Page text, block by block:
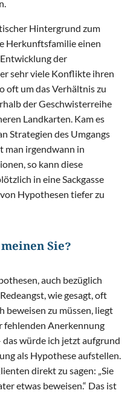
Hintergrund zum
Herkunftsfamilie einen
der
sehr viele Konflikte ihren
oft um das Verhältnis zu
der Geschwisterreihe
Landkarten. Kam es
Strategien des Umgangs
man irgendwann in
so kann diese
in eine Sackgasse
Hypothesen tiefer zu
Sie?
auch bezüglich
wie gesagt, oft
beweisen zu müssen, liegt
fehlenden Anerkennung
das würde ich jetzt aufgrund
als Hypothese aufstellen.
direkt zu sagen: „Sie
etwas beweisen.“ Das ist